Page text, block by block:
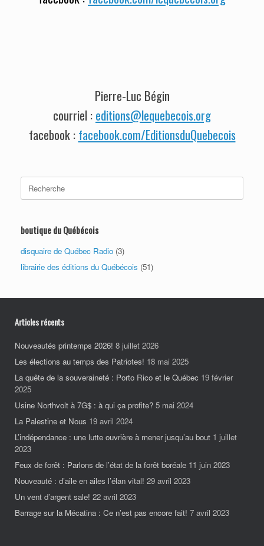
Pierre-Luc Bégin
courriel : editions@lequebecois.org
facebook : facebook.com/EditionsduQuebecois
for:
boutique du Québécois
disquaire de Québec Radio (3)
librairie des éditions du Québécois (51)
Articles récents
Nouveautés printemps 2026! 8 juillet 2026
Les élections au temps des Patriotes! 18 mai 2025
La quête de la souveraineté : Porto Rico et le Québec 19 février
2025
Usine Northvolt à 7G$ : à qui ça profite? 5 mai 2024
La Palestine et Nous 19 avril 2024
L’indépendance : une lutte ouvrière à mener jusqu’au bout 1 juillet
2023
Feux de forêt : Parlons de l’état de la forêt boréale 11 juin 2023
Nouveauté : d’aile en ailes l’élan vital! 29 avril 2023
Un vent d’argent sale! 22 avril 2023
Barrage sur la Mécatina : Ce n’est pas encore fait! 7 avril 2023